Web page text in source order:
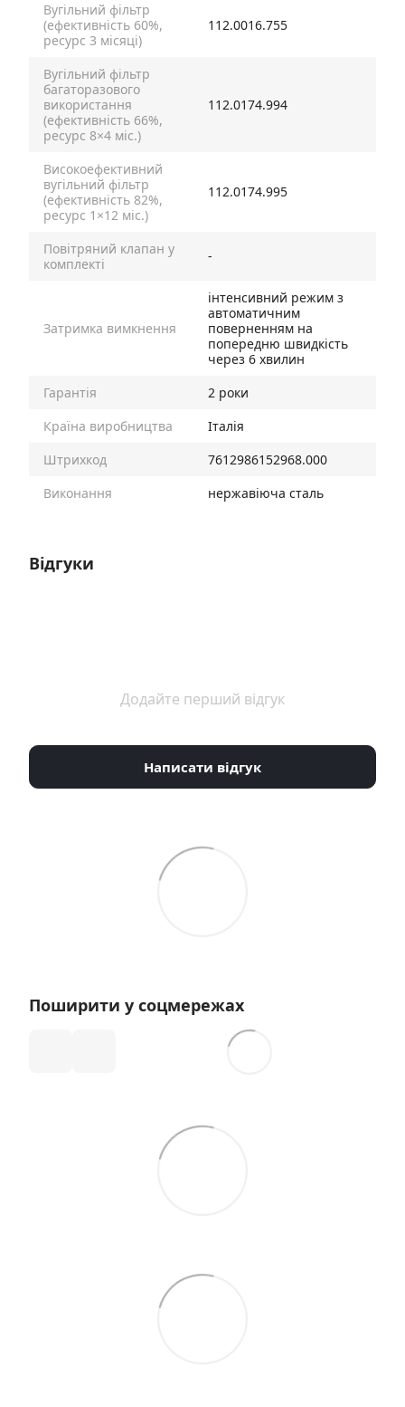
Вугільний фільтр
(ефективність 60%,
ресурс 3 місяці)
112.0016.755
Вугільний фільтр
багаторазового
використання
(ефективність 66%,
ресурс 8×4 міс.)
112.0174.994
Високоефективний
вугільний фільтр
(ефективність 82%,
ресурс 1×12 міс.)
112.0174.995
Повітряний клапан у
комплекті
-
Затримка вимкнення
інтенсивний режим з
автоматичним
поверненням на
попередню швидкість
через 6 хвилин
Гарантія
2 роки
Країна виробництва
Італія
Штрихкод
7612986152968.000
Виконання
нержавіюча сталь
Відгуки
Додайте перший відгук
Написати відгук
Поширити у соцмережах